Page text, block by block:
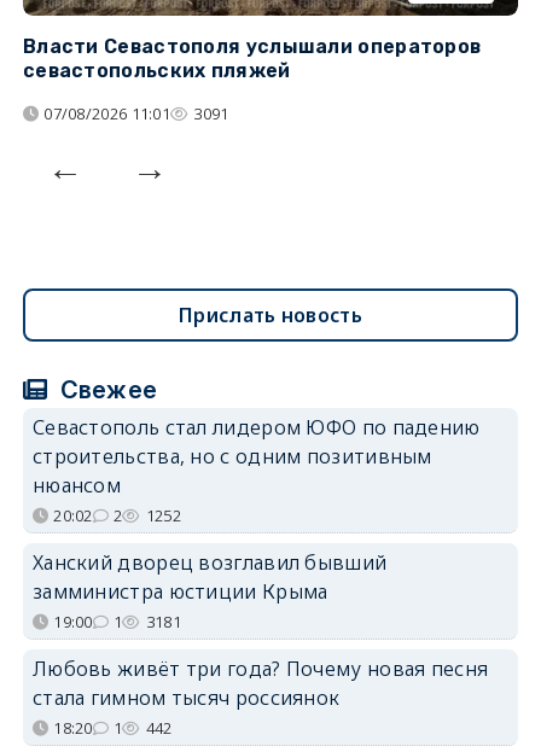
Власти Севастополя услышали операторов
севастопольских пляжей
07/08/2026 11:01 3091
Прислать новость
Свежее
Севастополь стал лидером ЮФО по падению
строительства, но с одним позитивным
нюансом
20:02 2 1252
Ханский дворец возглавил бывший
замминистра юстиции Крыма
19:00 1 3181
Любовь живёт три года? Почему новая песня
стала гимном тысяч россиянок
18:20 1 442